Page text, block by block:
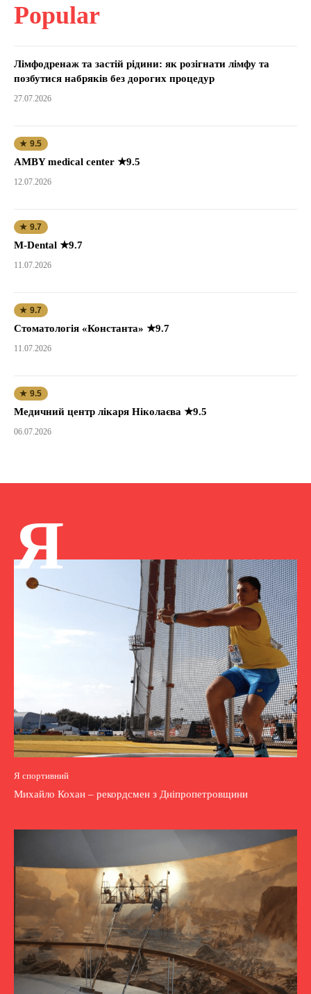
Popular
Лімфодренаж та застій рідини: як розігнати лімфу та
позбутися набряків без дорогих процедур
27.07.2026
★ 9.5
AMBY medical center ★9.5
12.07.2026
★ 9.7
M-Dental ★9.7
11.07.2026
★ 9.7
Стоматологія «Константа» ★9.7
11.07.2026
★ 9.5
Медичний центр лікаря Ніколаєва ★9.5
06.07.2026
Я
Я спортивний
Михайло Кохан – рекордсмен з Дніпропетровщини